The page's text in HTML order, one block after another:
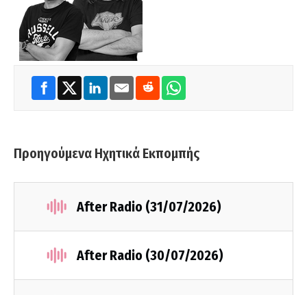
Προηγούμενα Ηχητικά Εκπομπής
After Radio (31/07/2026)
After Radio (30/07/2026)